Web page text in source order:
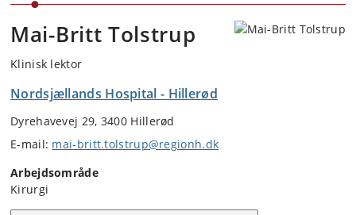
Mai-Britt Tolstrup
Klinisk lektor
Nordsjællands Hospital - Hillerød
Dyrehavevej 29, 3400 Hillerød
E-mail: mai-britt.tolstrup@regionh.dk
Arbejdsområde
Kirurgi